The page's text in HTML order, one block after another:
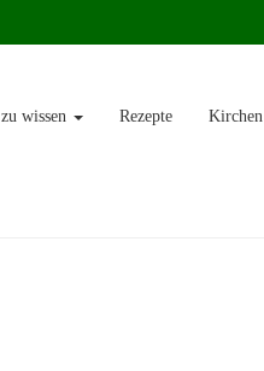
wissen Rezepte Kirchen